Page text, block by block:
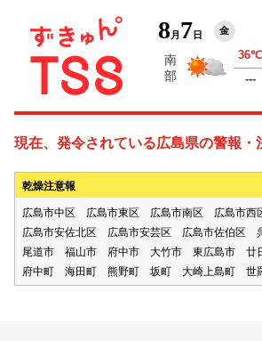
8 月 7 日 金
現在、発令されている広島県の警報・
乾燥注意報
広島市中区 広島市東区 広島市南区 広島市西
広島市安佐北区
広島市安芸区 広島市佐伯区
尾道市
福山市 府中市 大竹市 東広島市 廿
府中町
海田町 熊野町 坂町 大崎上島町 世